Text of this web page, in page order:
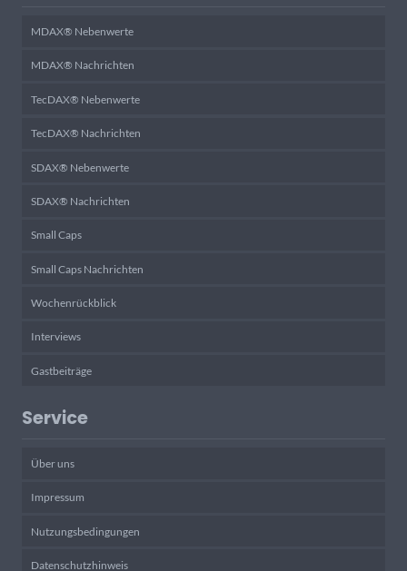
MDAX® Nebenwerte
MDAX® Nachrichten
TecDAX® Nebenwerte
TecDAX® Nachrichten
SDAX® Nebenwerte
SDAX® Nachrichten
Small Caps
Small Caps Nachrichten
Wochenrückblick
Interviews
Gastbeiträge
Service
Über uns
Impressum
Nutzungsbedingungen
Datenschutzhinweis